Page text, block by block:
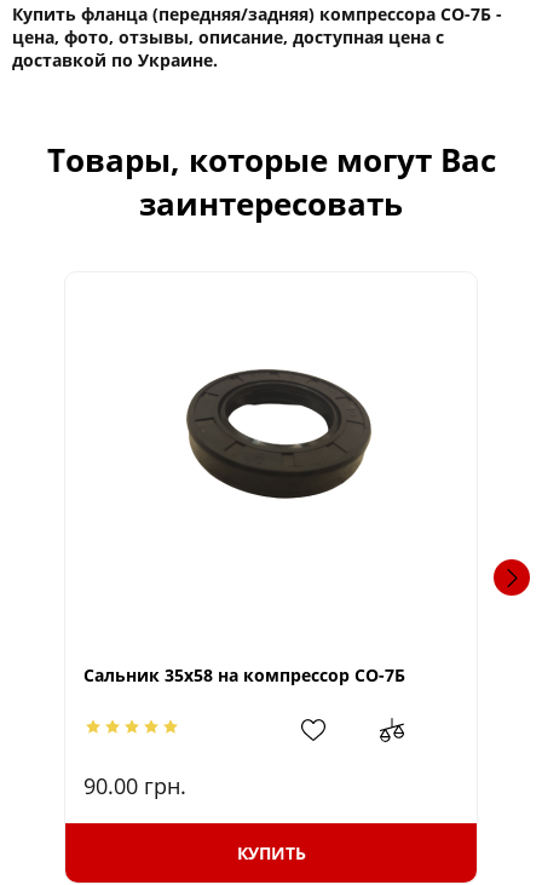
Купить фланца (передняя/задняя) компрессора СО-7Б -
цена, фото, отзывы, описание, доступная цена с
доставкой по Украине.
Товары, которые могут Вас
заинтересовать
Сальник 35х58 на компрессор СО-7Б
90.00 грн.
КУПИТЬ